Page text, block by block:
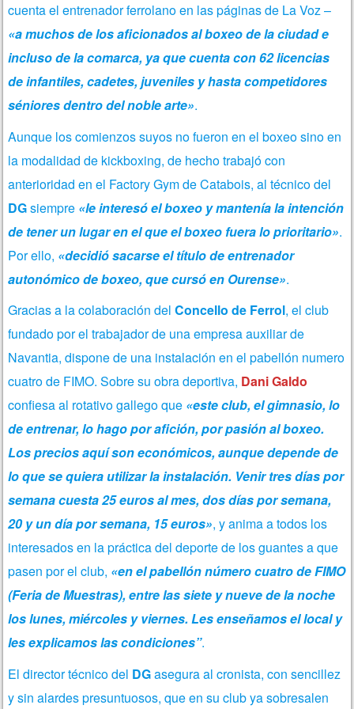
cuenta el entrenador ferrolano en las páginas de La Voz –
«a muchos de los aficionados al boxeo de la ciudad e
incluso de la comarca, ya que cuenta con 62 licencias
de infantiles, cadetes, juveniles y hasta competidores
séniores dentro del noble arte».
Aunque los comienzos suyos no fueron en el boxeo sino en
la modalidad de kickboxing, de hecho trabajó con
anterioridad en el Factory Gym de Catabois, al técnico del
DGsiempre «le interesó el boxeo y mantenía la intención
de tener un lugar en el que el boxeo fuera lo prioritario».
Por ello, «decidió sacarse el título de entrenador
autonómico de boxeo, que cursó en Ourense».
Gracias a la colaboración delConcello de Ferrol, el club
fundado por el trabajador de una empresa auxiliar de
Navantia, dispone de una instalación en el pabellón numero
cuatro de FIMO. Sobre su obra deportiva, Dani Galdo
confiesa al rotativo gallego que «este club, el gimnasio, lo
de entrenar, lo hago por afición, por pasión al boxeo.
Los precios aquí son económicos, aunque depende de
lo que se quiera utilizar la instalación. Venir tres días por
semana cuesta 25 euros al mes, dos días por semana,
20 y un día por semana, 15 euros», y anima a todos los
interesados en la práctica del deporte de los guantes a que
pasen por el club, «en el pabellón número cuatro de FIMO
(Feria de Muestras), entre las siete y nueve de la noche
los lunes, miércoles y viernes. Les enseñamos el local y
les explicamos las condiciones”.
El director técnico del DGasegura al cronista, con sencillez
y sin alardes presuntuosos, que en su club ya sobresalen